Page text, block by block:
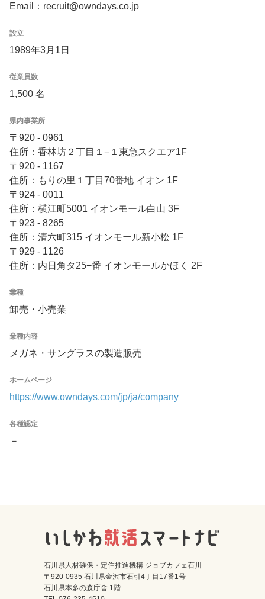
Email：recruit@owndays.co.jp
設立
1989年3月1日
従業員数
1,500 名
県内事業所
〒920 - 0961
住所：香林坊２丁目１−１東急スクエア1F
〒920 - 1167
住所：もりの里１丁目70番地 イオン 1F
〒924 - 0011
住所：横江町5001 イオンモール白山 3F
〒923 - 8265
住所：清六町315 イオンモール新小松 1F
〒929 - 1126
住所：内日角タ25−番 イオンモールかほく 2F
業種
卸売・小売業
業種内容
メガネ・サングラスの製造販売
ホームページ
https://www.owndays.com/jp/ja/company
各種認定
－
石川県人材確保・定住推進機構 ジョブカフェ石川
〒920-0935 石川県金沢市石引4丁目17番1号
石川県本多の森庁舎 1階